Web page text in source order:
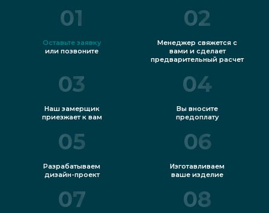
01
Оставьте заявку
или позвоните
02
Менеджер свяжется с
вами и сделает
предварительный расчет
03
Наш замерщик
приезжает к вам
04
Вы вносите
предоплату
05
Разрабатываем
дизайн-проект
06
Изготавливаем
ваше изделие
07 08